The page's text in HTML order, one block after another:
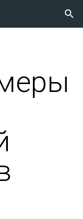
